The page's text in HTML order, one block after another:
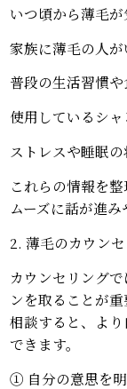
いつ頃から薄毛
家族に薄毛の人
普段の生活習慣
使用しているシ
ストレスや睡眠の
これらの情報を
ムーズに話が進み
2. 薄毛のカウン
カウンセリング
ンを取ることが
相談すると、よ
できます。
① 自分の意思を